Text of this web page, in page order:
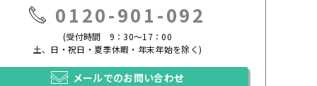
0120-901-092
(受付時間 9：30～17：00
土、日・祝日・夏季休暇・年末年始を除く)
メールでのお問い合わせ